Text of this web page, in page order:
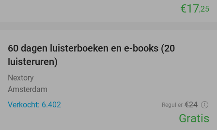
€17,25
60 dagen luisterboeken en e-books (20
luisteruren)
Nextory
Amsterdam
Verkocht: 6.402
Regulier €24
Gratis